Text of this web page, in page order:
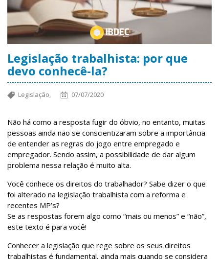
Legislação trabalhista: por que
devo conhecê-la?
Legislação, 07/07/2020
Não há como a resposta fugir do óbvio, no entanto, muitas
pessoas ainda não se conscientizaram sobre a importância
de entender as regras do jogo entre empregado e
empregador. Sendo assim, a possibilidade de dar algum
problema nessa relação é muito alta.
Você conhece os direitos do trabalhador? Sabe dizer o que
foi alterado na legislação trabalhista com a reforma e
recentes MP’s?
Se as respostas forem algo como “mais ou menos” e “não”,
este texto é para você!
Conhecer a legislação que rege sobre os seus direitos
trabalhistas é fundamental, ainda mais quando se considera